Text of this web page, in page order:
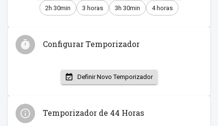
2h 30min 3 horas 3h 30min 4 horas
Configurar Temporizador
Definir Novo Temporizador
Temporizador de 44 Horas